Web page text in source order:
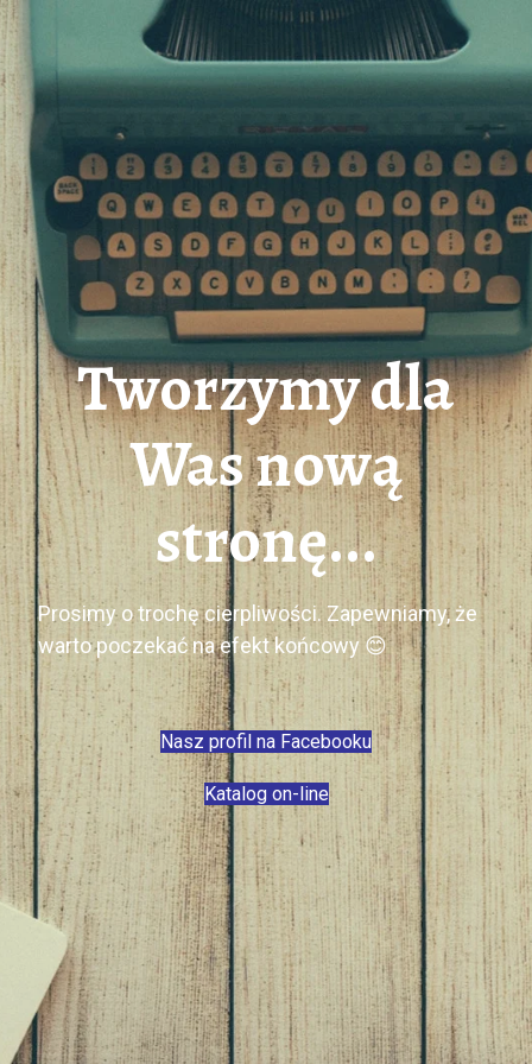
Tworzymy dla
Was nową
stronę...
Prosimy o trochę cierpliwości. Zapewniamy, że
warto poczekać na efekt końcowy 😊
Nasz profil na Facebooku
Katalog on-line